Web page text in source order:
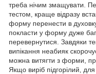
треба нічим змащувати.
тестом, краще відразу
форму перенести в
покласти у форму дуже
перевернутися. Завдяки
випікання неабияк
можна витягти з форми,
Якщо виріб підгорілий,